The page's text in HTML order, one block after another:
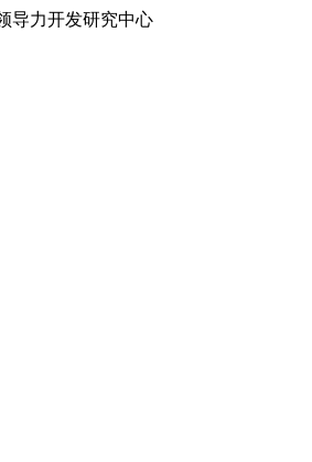
领导力开发研究